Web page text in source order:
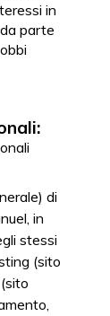
in
parte
di
in
stessi
(sito